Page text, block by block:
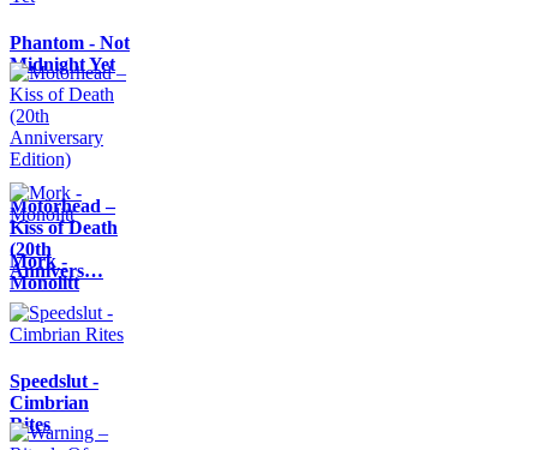
Phantom - Not
Midnight Yet
Motörhead –
Kiss of Death
(20th
Annivers…
Mork -
Monolitt
Speedslut -
Cimbrian
Rites